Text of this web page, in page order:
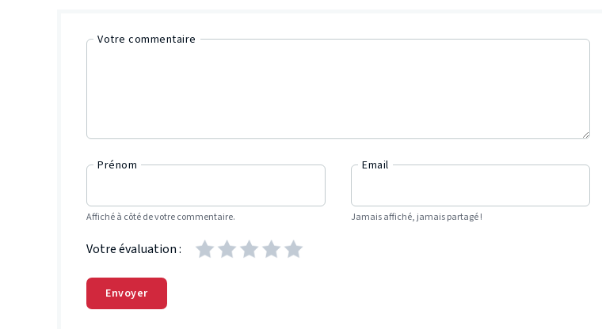
Votre commentaire
Prénom
Affiché à côté de votre commentaire.
Email
Jamais affiché, jamais partagé !
Votre évaluation :
Envoyer